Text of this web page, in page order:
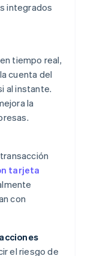
integrados
tiempo real,
cuenta del
al instante.
la
tarjeta
con
el riesgo de